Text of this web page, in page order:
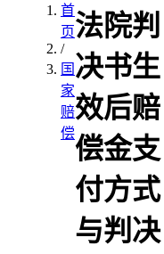
首
页
/
国
家
赔
偿
法院判
决书生
效后赔
偿金支
付方式
与判决